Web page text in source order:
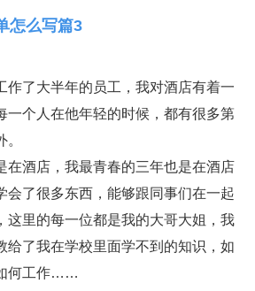
怎么写篇3
作了大半年的员工，我对酒店有着一
一个人在他年轻的时候，都有很多第
在酒店，我最青春的三年也是在酒店
会了很多东西，能够跟同事们在一起
这里的每一位都是我的大哥大姐，我
给了我在学校里面学不到的知识，如
何工作……